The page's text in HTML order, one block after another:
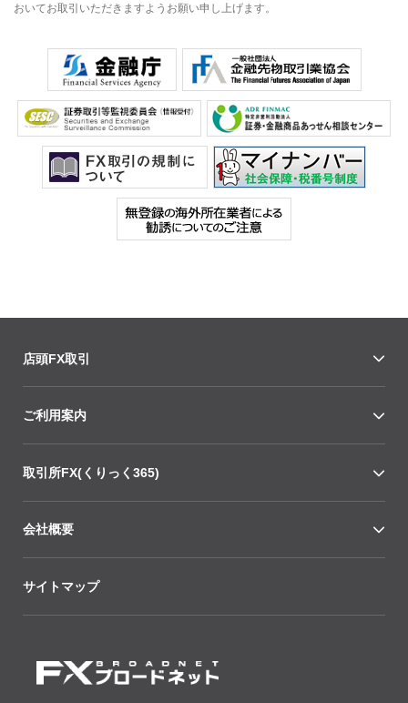
おいてお取引いただきますようお願い申し上げます。
店頭FX取引
ご利用案内
取引所FX(くりっく365)
会社概要
サイトマップ